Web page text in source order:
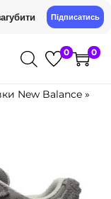
Підписатись
0 0
New Balance »